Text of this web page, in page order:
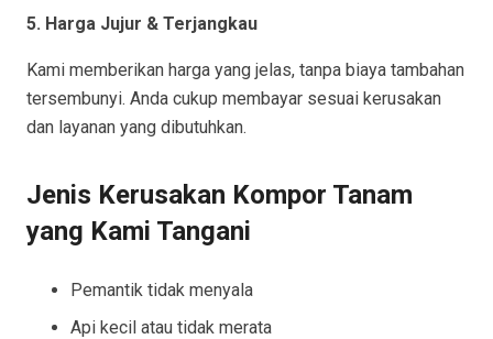
5. Harga Jujur & Terjangkau
Kami memberikan harga yang jelas, tanpa biaya tambahan
tersembunyi. Anda cukup membayar sesuai kerusakan
dan layanan yang dibutuhkan.
Jenis Kerusakan Kompor Tanam
yang Kami Tangani
Pemantik tidak menyala
Api kecil atau tidak merata